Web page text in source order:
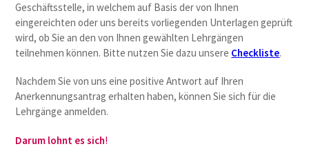
Geschäftsstelle, in welchem auf Basis der von Ihnen
eingereichten oder uns bereits vorliegenden Unterlagen geprüft
wird, ob Sie an den von Ihnen gewählten Lehrgängen
teilnehmen können. Bitte nutzen Sie dazu unsere Checkliste.
Nachdem Sie von uns eine positive Antwort auf Ihren
Anerkennungsantrag erhalten haben, können Sie sich für die
Lehrgänge anmelden.
Darum lohnt es sich!